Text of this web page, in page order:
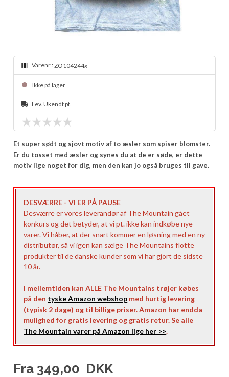
Varenr.:ZO104244x
Ikke på lager
Lev. Ukendt pt.
Et super sødt og sjovt motiv af to æsler som spiser blomster.
Er du tosset med æsler og synes du at de er søde, er dette
motiv lige noget for dig, men den kan jo også bruges til gave.
DESVÆRRE - VI ER PÅ PAUSE
Desværre er vores leverandør af The Mountain gået
konkurs og det betyder, at vi pt. ikke kan indkøbe nye
varer. Vi håber, at der snart kommer en løsning med en ny
distributør, så vi igen kan sælge The Mountains flotte
produkter til de danske kunder som vi har gjort de sidste
10 år.
I mellemtiden kan ALLE The Mountains trøjer købes
på den tyske Amazon webshop med hurtig levering
(typisk 2 dage) og til billige priser. Amazon har endda
mulighed for gratis levering og gratis retur. Se alle
The Mountain varer på Amazon lige her >>.
Fra 349,00 DKK